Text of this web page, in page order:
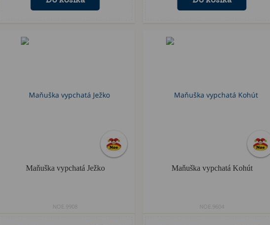
Maňuška vypchatá Ježko
NOE.9908
Maňuška vypchatá Kohút
NOE.9604